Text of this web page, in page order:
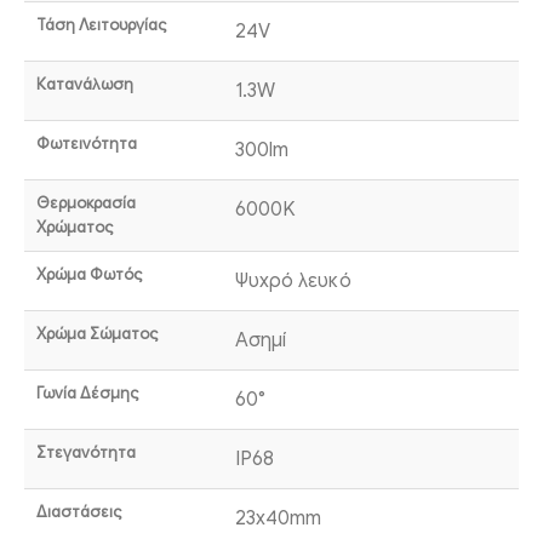
Τάση Λειτουργίας 24V
Κατανάλωση 1.3W
Φωτεινότητα 300lm
Θερμοκρασία
Χρώματος
6000K
Χρώμα Φωτός Ψυχρό λευκό
Χρώμα Σώματος Ασημί
Γωνία Δέσμης 60°
Στεγανότητα IP68
Διαστάσεις 23x40mm